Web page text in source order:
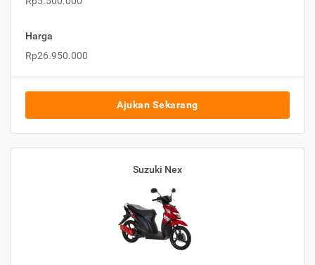
Harga
Rp26.950.000
Ajukan Sekarang
Suzuki Nex